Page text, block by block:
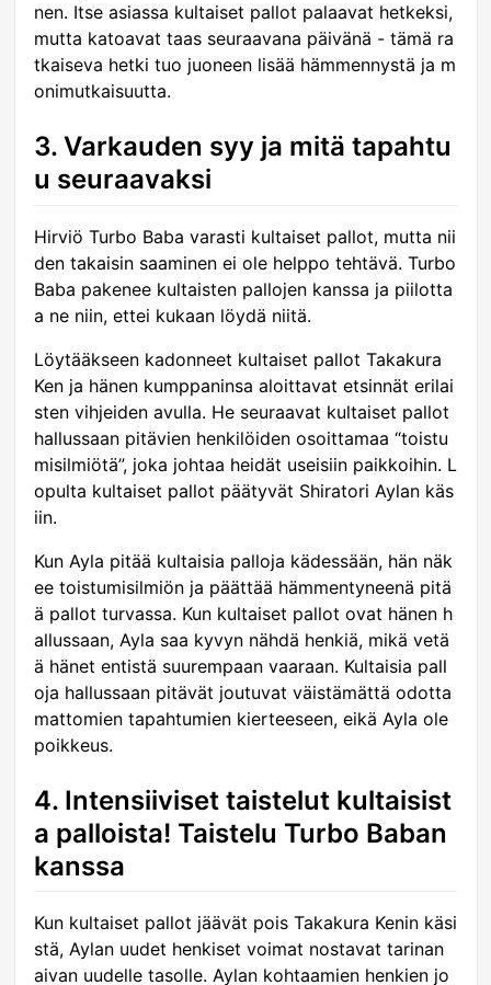
nen. Itse asiassa kultaiset pallot palaavat hetkeksi,
mutta katoavat taas seuraavana päivänä - tämä ra
tkaiseva hetki tuo juoneen lisää hämmennystä ja m
onimutkaisuutta.
3. Varkauden syy ja mitä tapahtu
u seuraavaksi
Hirviö Turbo Baba varasti kultaiset pallot, mutta nii
den takaisin saaminen ei ole helppo tehtävä. Turbo
Baba pakenee kultaisten pallojen kanssa ja piilotta
a ne niin, ettei kukaan löydä niitä.
Löytääkseen kadonneet kultaiset pallot Takakura
Ken ja hänen kumppaninsa aloittavat etsinnät erilai
sten vihjeiden avulla. He seuraavat kultaiset pallot
hallussaan pitävien henkilöiden osoittamaa “toistu
misilmiötä”, joka johtaa heidät useisiin paikkoihin. L
opulta kultaiset pallot päätyvät Shiratori Aylan käs
iin.
Kun Ayla pitää kultaisia palloja kädessään, hän näk
ee toistumisilmiön ja päättää hämmentyneenä pitä
ä pallot turvassa. Kun kultaiset pallot ovat hänen h
allussaan, Ayla saa kyvyn nähdä henkiä, mikä vetä
ä hänet entistä suurempaan vaaraan. Kultaisia pall
oja hallussaan pitävät joutuvat väistämättä odotta
mattomien tapahtumien kierteeseen, eikä Ayla ole
poikkeus.
4. Intensiiviset taistelut kultaisist
a palloista! Taistelu Turbo Baban
kanssa
Kun kultaiset pallot jäävät pois Takakura Kenin käsi
stä, Aylan uudet henkiset voimat nostavat tarinan
aivan uudelle tasolle. Aylan kohtaamien henkien jo